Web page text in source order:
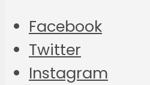
Facebook
Twitter
Instagram